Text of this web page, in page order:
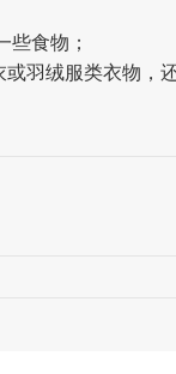
些食物；
或羽绒服类衣物，